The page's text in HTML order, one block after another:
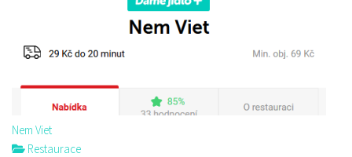
Nem Viet
Restaurace